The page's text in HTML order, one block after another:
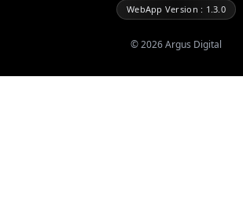
WebApp Version : 1.3.0
©2026Argus Digital